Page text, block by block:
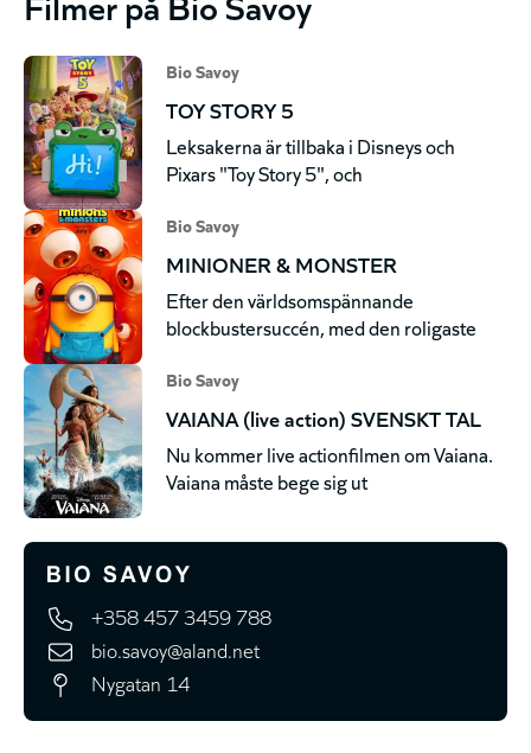
Bio Savoy
TOY STORY 5
Leksakerna är tillbaka i Disneys och
Pixars "Toy Story 5", och
Bio Savoy
MINIONER & MONSTER
Efter den världsomspännande
blockbustersuccén, med den roligaste
Bio Savoy
VAIANA (live action) SVENSKT TAL
Nu kommer live actionfilmen om Vaiana.
Vaiana måste bege sig ut
+358 457 3459 788
bio.savoy@aland.net
Nygatan 14